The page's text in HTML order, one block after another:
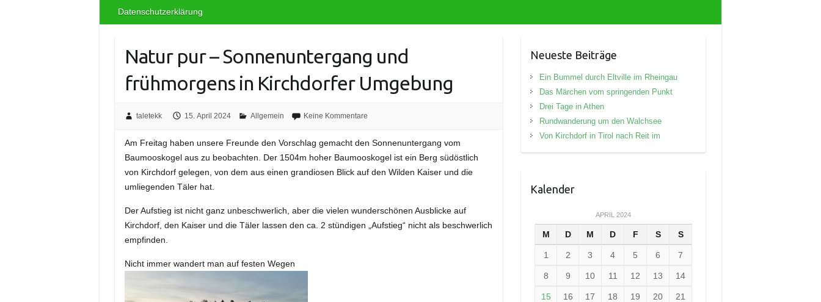
Datenschutzerklärung
Natur pur – Sonnenuntergang und
frühmorgens in Kirchdorfer Umgebung
taletekk 15. April 2024 Allgemein Keine Kommentare
Am Freitag haben unsere Freunde den Vorschlag gemacht den Sonnenuntergang vom
Baumooskogel aus zu beobachten. Der 1504m hoher Baumooskogel ist ein Berg südöstlich
von Kirchdorf gelegen, von dem aus einen grandiosen Blick auf den Wilden Kaiser und die
umliegenden Täler hat.
Der Aufstieg ist nicht ganz unbeschwerlich, aber die vielen wunderschönen Ausblicke auf
Kirchdorf, den Kaiser und die Täler lassen den ca. 2 stündigen „Aufstieg“ nicht als beschwerlich
empfinden.
Nicht immer wandert man auf festen Wegen
Neueste Beiträge
Ein Bummel durch Eltville im Rheingau
Das Märchen vom springenden Punkt
Drei Tage in Athen
Rundwanderung um den Walchsee
Von Kirchdorf in Tirol nach Reit im
Kalender
APRIL 2024
M D M D F S S
1 2 3 4 5 6 7
8 9 10 11 12 13 14
15 16 17 18 19 20 21